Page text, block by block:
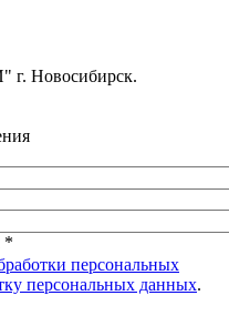
Новосибирск.
*
персональных
персональных данных.